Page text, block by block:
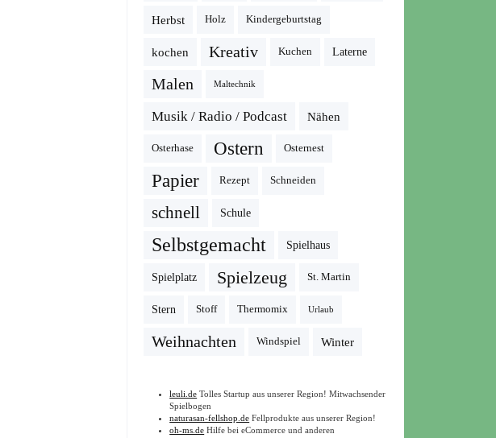
Herbst Holz Kindergeburtstag
kochen Kreativ Kuchen Laterne
Malen Maltechnik
Musik / Radio / Podcast Nähen
Osterhase Ostern Osternest
Papier Rezept Schneiden
schnell Schule
Selbstgemacht Spielhaus
Spielplatz Spielzeug St. Martin
Stern Stoff Thermomix Urlaub
Weihnachten Windspiel Winter
leuli.de Tolles Startup aus unserer Region! Mitwachsender
Spielbogen
naturasan-fellshop.de Fellprodukte aus unserer Region!
oh-ms.de Hilfe bei eCommerce und anderen